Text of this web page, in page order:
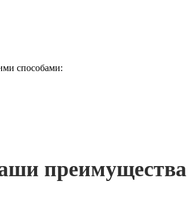
способами:
преимущества